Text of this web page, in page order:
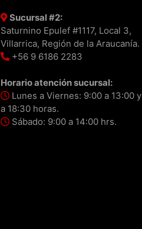
Sucursal #2:
Saturnino Epulef #1117, Local 3,
Villarrica, Región de la Araucanía.
+56 9 6186 2283
Horario atención sucursal:
Lunes a Viernes: 9:00 a 13:00
a 18:30 horas.
Sábado: 9:00 a 14:00 hrs.